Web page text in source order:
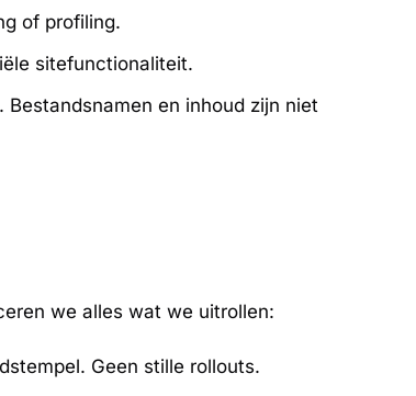
of profiling.
sitefunctionaliteit.
en inhoud zijn niet
we alles wat we uitrollen:
Geen stille rollouts.